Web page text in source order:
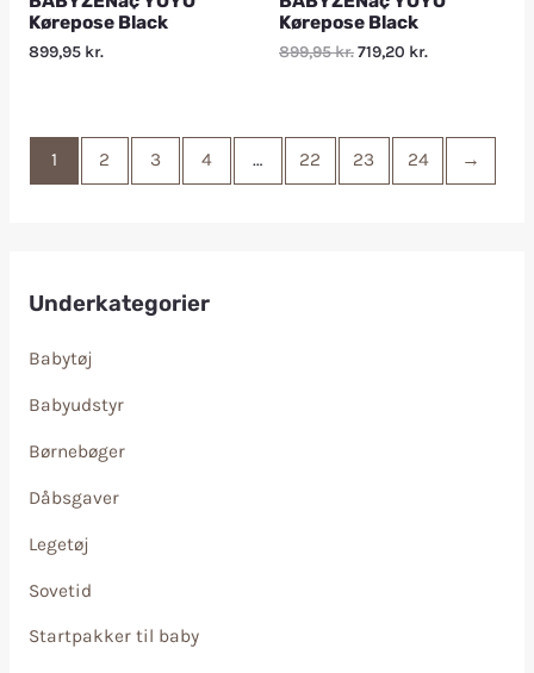
Underkategorier
Babytøj
Babyudstyr
Børnebøger
Dåbsgaver
Legetøj
Sovetid
Startpakker til baby
Kørepose Black
899,95 kr.
Kørepose Black
899,95kr.719,20 kr.
1 2 3 4 … 22 23 24 →